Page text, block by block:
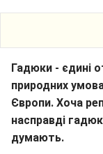
Гадюки - єдині
природних
Європи. Хоча
насправді
думають.